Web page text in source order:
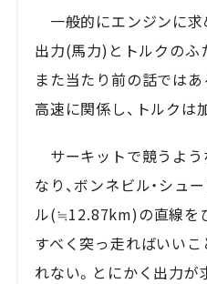
一般的にエンジンに求
出力(馬力)とトルクのふ
また当たり前の話では
高速に関係し、トルクは
サーキットで競うよ
なり、ボンネビル・シュ
ル(≒12.87km)の直線を
すべく突っ走ればいいこ
れない。とにかく出力